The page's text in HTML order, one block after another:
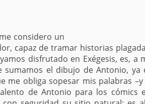
considero un
capaz de tramar historias
disfrutado en Exégesis, es, a
el dibujo de Antonio, ya
me obliga sopesar mis palabras –y
de Antonio para los cómics